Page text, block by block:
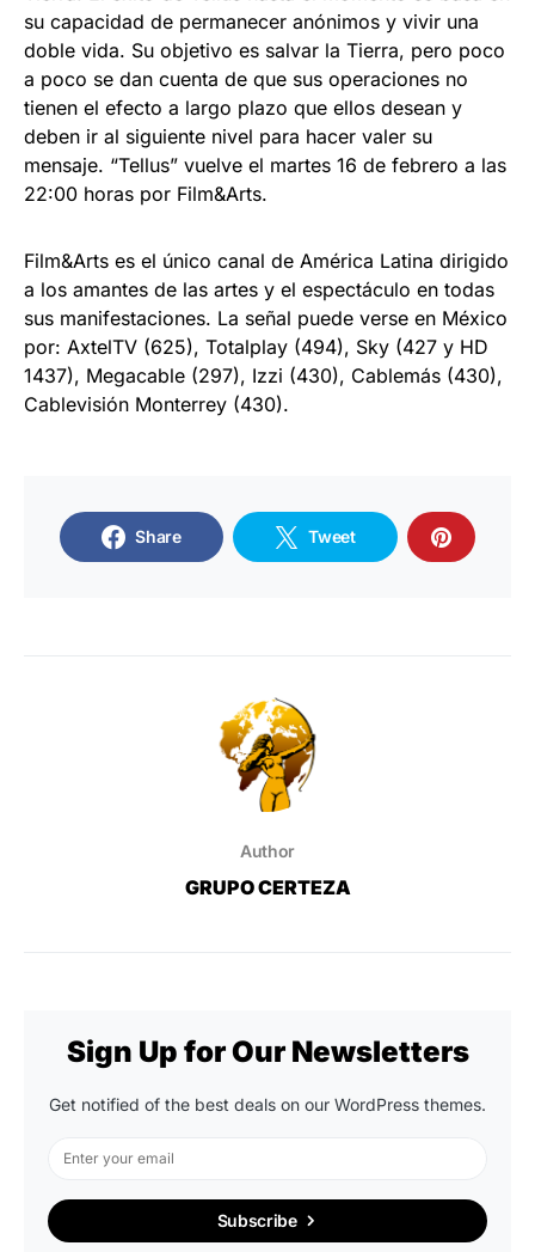
su capacidad de permanecer anónimos y vivir una
doble vida. Su objetivo es salvar la Tierra, pero poco
a poco se dan cuenta de que sus operaciones no
tienen el efecto a largo plazo que ellos desean y
deben ir al siguiente nivel para hacer valer su
mensaje. “Tellus” vuelve el martes 16 de febrero a las
22:00 horas por Film&Arts.
Film&Arts es el único canal de América Latina dirigido
a los amantes de las artes y el espectáculo en todas
sus manifestaciones. La señal puede verse en México
por: AxtelTV (625), Totalplay (494), Sky (427 y HD
1437), Megacable (297), Izzi (430), Cablemás (430),
Cablevisión Monterrey (430).
Share Tweet
Author
GRUPO CERTEZA
Sign Up for Our Newsletters
Get notified of the best deals on our WordPress themes.
Subscribe